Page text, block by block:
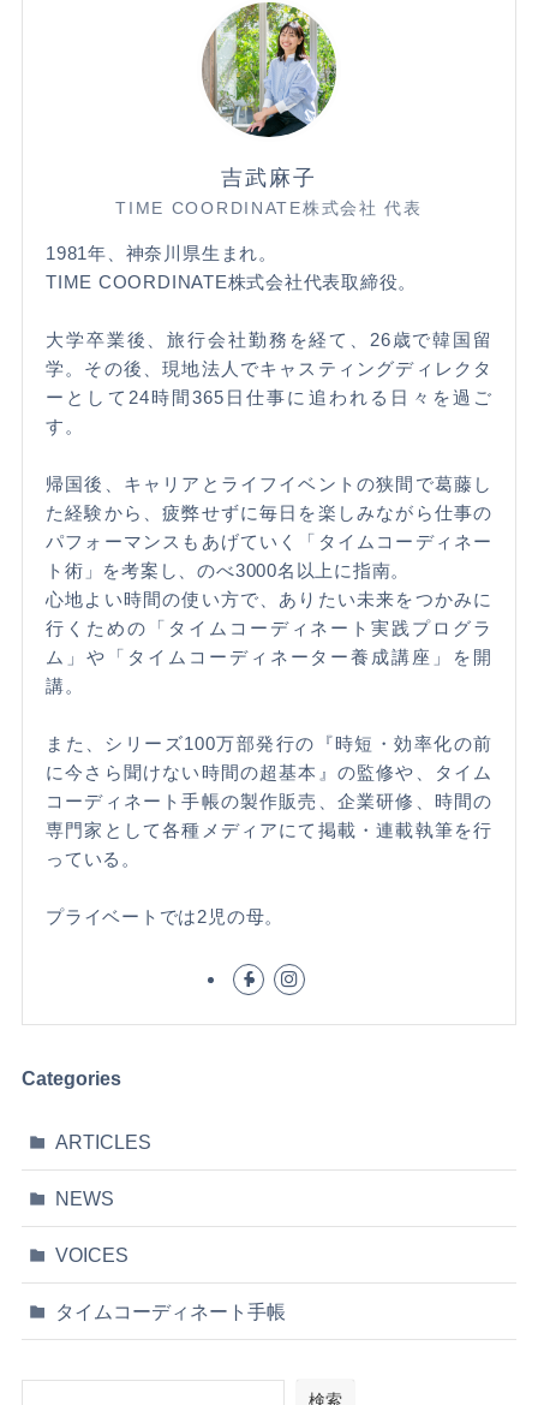
吉武麻子
TIME COORDINATE株式会社 代表
1981年、神奈川県生まれ。
TIME COORDINATE株式会社代表取締役。
大学卒業後、旅行会社勤務を経て、26歳で韓国留
学。その後、現地法人でキャスティングディレクタ
ーとして24時間365日仕事に追われる日々を過ご
す。
帰国後、キャリアとライフイベントの狭間で葛藤し
た経験から、疲弊せずに毎日を楽しみながら仕事の
パフォーマンスもあげていく「タイムコーディネー
ト術」を考案し、のべ3000名以上に指南。
心地よい時間の使い方で、ありたい未来をつかみに
行くための「タイムコーディネート実践プログラ
ム」や「タイムコーディネーター養成講座」を開
講。
また、シリーズ100万部発行の『時短・効率化の前
に今さら聞けない時間の超基本』の監修や、タイム
コーディネート手帳の製作販売、企業研修、時間の
専門家として各種メディアにて掲載・連載執筆を行
っている。
プライベートでは2児の母。
Categories
ARTICLES
NEWS
VOICES
タイムコーディネート手帳
検索